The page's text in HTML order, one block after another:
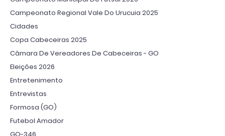
Campeonato Regional Vale Do Urucuia 2025
Cidades
Copa Cabeceiras 2025
Câmara De Vereadores De Cabeceiras - GO
Eleições 2026
Entretenimento
Entrevistas
Formosa (GO)
Futebol Amador
GO-346